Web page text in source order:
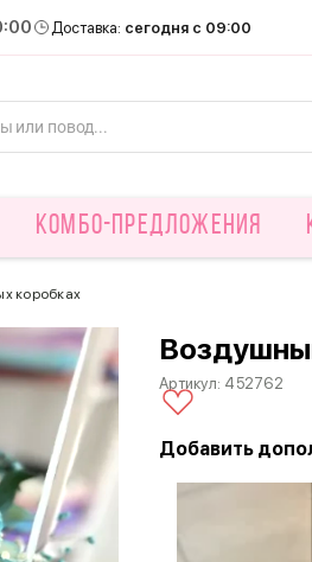
Доставка: сегодня с 09:00
КОМБО-ПРЕДЛОЖЕНИЯ
коробках
Артикул: 452762
Добавить